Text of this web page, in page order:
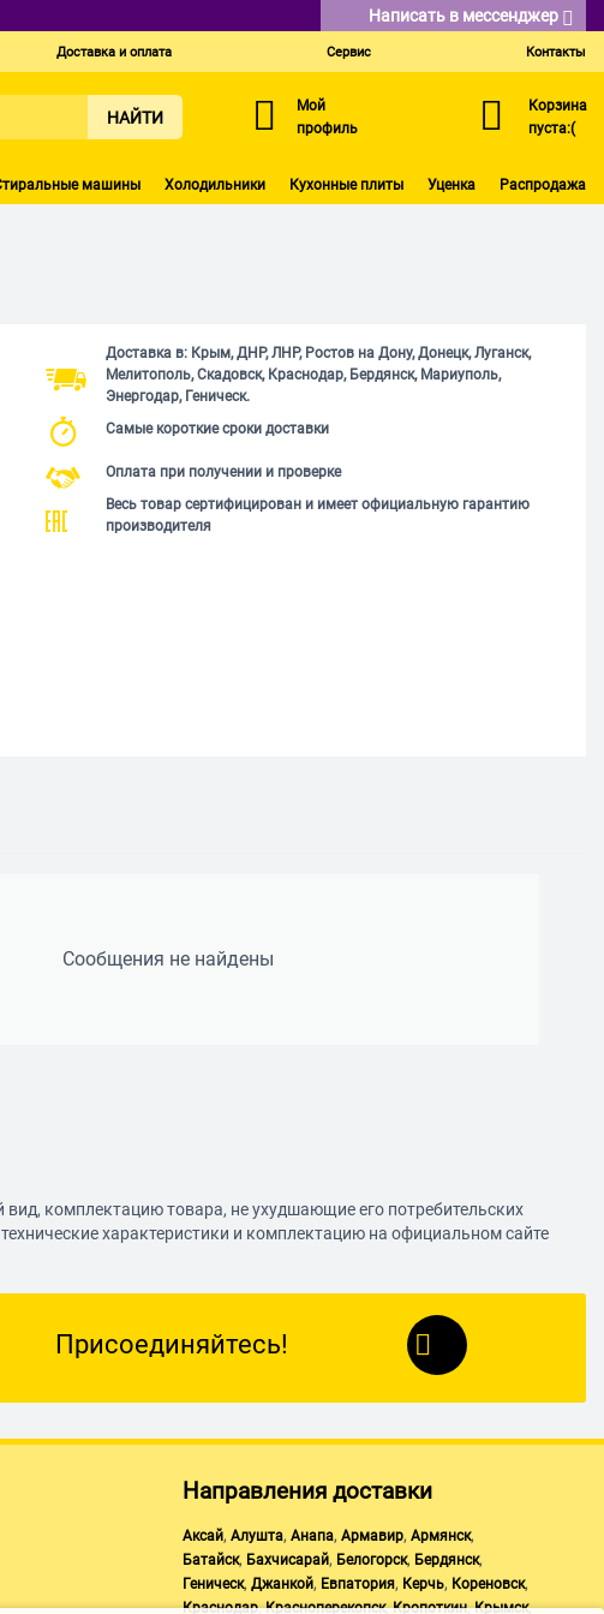
Написать в мессенджер
Доставка и оплата Сервис Контакты
НАЙТИ
Мой
профиль
Корзина
пуста:(
машины Холодильники Кухонные плиты Уценка Распродажа
Доставка в: Крым, ДНР, ЛНР, Ростов на Дону, Донецк, Луганск,
Мелитополь, Скадовск, Краснодар, Бердянск, Мариуполь,
Энергодар, Геническ.
Самые короткие сроки доставки
Оплата при получении и проверке
Весь товар сертифицирован и имеет официальную гарантию
производителя
Сообщения не найдены
комплектацию товара, не ухудшающие его потребительских
характеристики и комплектацию на официальном сайте
Присоединяйтесь!
Направления доставки
Аксай, Алушта, Анапа, Армавир, Армянск,
Батайск, Бахчисарай, Белогорск, Бердянск,
Геническ, Джанкой, Евпатория, Керчь, Кореновск,
Краснодар,Красноперекопск,Кропоткин,Крымск,